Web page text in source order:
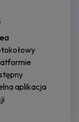
aplikacja